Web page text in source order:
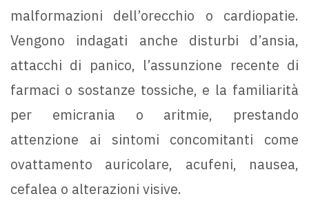
malformazioni dell’orecchio o cardiopatie.
Vengono indagati anche disturbi d’ansia,
attacchi di panico, l’assunzione recente di
farmaci o sostanze tossiche, e la familiarità
per emicrania o aritmie, prestando
attenzione ai sintomi concomitanti come
ovattamento auricolare, acufeni, nausea,
cefalea o alterazioni visive.